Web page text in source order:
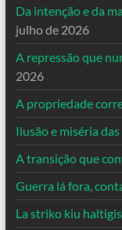
Da intenção e da
julho de 2026
A repressão que
2026
A propriedade
Ilusão e miséria
A transição que
Guerra lá fora,
La striko kiu